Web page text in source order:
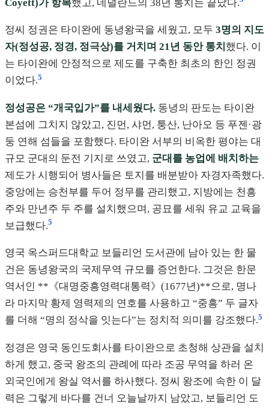
Coyett)가 항복했고, 네덜란드의 38년 통치는 끝났다.
정씨 정권은 타이완에 동녕왕국을 세웠고, 모두 3명의 지도
자(정성공, 정경, 정극상)를 거치며 21년 동안 통치 했다. 이
는 타이완에 안정적으로 제도를 구축한 최초의 한인 정권
이었다.5
정성공은 “개국입가”를 내세웠다. 동녕의 판도는 타이완
본섬에 그치지 않았고, 진먼, 샤먼, 퉁산, 난아오 등 푸젠·광
둥 연해 섬들을 포함했다. 타이완 서부의 비옥한 평야는 대
규모 군대의 둔전 기지로 쓰였고, 군대를 농업에 배치하는
제도가 시행되어 병사들은 토지를 배분받아 자경자족했다.
중앙에는 승천부를 두어 정무를 관리했고, 지방에는 천흥
주와 만년주 두 주를 설치했으며, 공묘를 세워 유교 교육을
보급했다.5
영국 옥스퍼드대학교 보들리언 도서관에 남아 있는 한 물
건은 동녕왕국의 국제무역 규모를 증언한다. 그것은 한문
역서인 **《대명중흥영력대통력》(1677년)**으로, 명나
라 마지막 황제 영력제의 연호를 사용하고 “중흥” 두 글자
를 더해 “명의 정삭을 잇는다”는 정치적 의미를 강조했다.5
정경은 영국 동인도회사를 타이완으로 초청해 상관을 설치
하게 했고, 중국 왕조의 관례에 따라 조공 무역을 하러 온
외국인에게 왕실 역서를 하사했다. 정씨 왕조에 속한 이 달
력은 그렇게 바다를 건너 오늘날까지 남았고, 보들리언 도